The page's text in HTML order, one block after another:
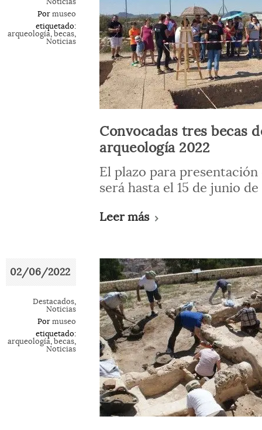
Por museo
etiquetado:
arqueología, becas,
Noticias
Convocadas tres becas
arqueología 2022
El plazo para
será hasta el 15 de junio de
Leer más
02/06/2022
Destacados,
Noticias
Por museo
etiquetado:
arqueología, becas,
Noticias